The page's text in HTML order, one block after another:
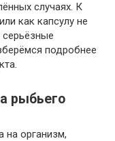
случаях. К
как капсулу не
подробнее
рыбьего
на организм,